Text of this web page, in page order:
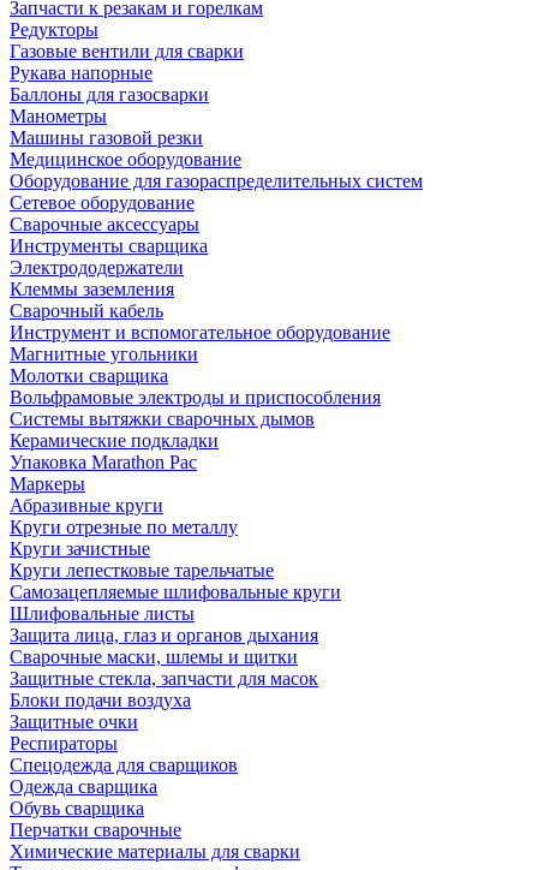
Запчасти к резакам и горелкам
Редукторы
Газовые вентили для сварки
Рукава напорные
Баллоны для газосварки
Манометры
Машины газовой резки
Медицинское оборудование
Оборудование для газораспределительных систем
Сетевое оборудование
Сварочные аксессуары
Инструменты сварщика
Электрододержатели
Клеммы заземления
Сварочный кабель
Инструмент и вспомогательное оборудование
Магнитные угольники
Молотки сварщика
Вольфрамовые электроды и приспособления
Системы вытяжки сварочных дымов
Керамические подкладки
Упаковка Marathon Pac
Маркеры
Абразивные круги
Круги отрезные по металлу
Круги зачистные
Круги лепестковые тарельчатые
Самозацепляемые шлифовальные круги
Шлифовальные листы
Защита лица, глаз и органов дыхания
Сварочные маски, шлемы и щитки
Защитные стекла, запчасти для масок
Блоки подачи воздуха
Защитные очки
Респираторы
Спецодежда для сварщиков
Одежда сварщика
Обувь сварщика
Перчатки сварочные
Химические материалы для сварки